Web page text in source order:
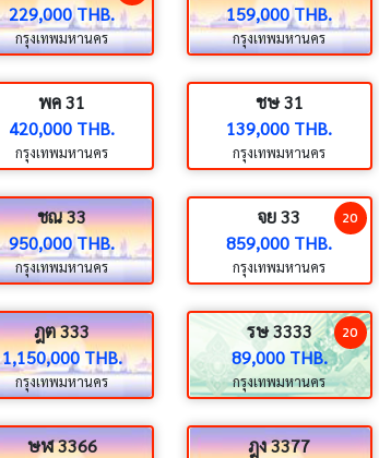
229,000 THB.
กรุงเทพมหานคร
159,000 THB.
กรุงเทพมหานคร
พค 31
420,000 THB.
กรุงเทพมหานคร
ชษ 31
139,000 THB.
กรุงเทพมหานคร
ชณ 33
950,000 THB.
กรุงเทพมหานคร
จย 33
859,000 THB.
กรุงเทพมหานคร
20
ฎต 333
1,150,000 THB.
กรุงเทพมหานคร
รษ 3333
89,000 THB.
กรุงเทพมหานคร
20
ษฬ 3366
ฎง 3377